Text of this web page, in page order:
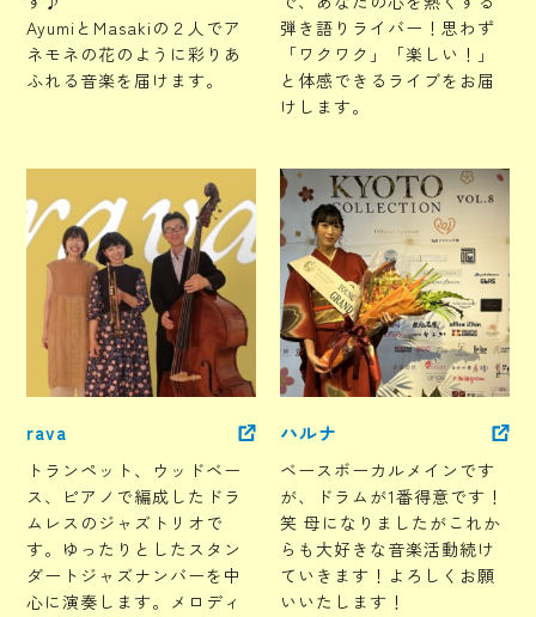
AyumiとMasakiの２人でア
ネモネの花のように彩りあ
ふれる音楽を届けます。
弾き語りライバー！思わず
「ワクワク」「楽しい！」
と体感できるライブをお届
けします。
rava
トランペット、ウッドベー
ス、ピアノで編成したドラ
ムレスのジャズトリオで
す。ゆったりとしたスタン
ダートジャズナンバーを中
心に演奏します。メロディ
ハルナ
ベースボーカルメインです
が、ドラムが1番得意です！
笑 母になりましたがこれか
らも大好きな音楽活動続け
ていきます！よろしくお願
いいたします！